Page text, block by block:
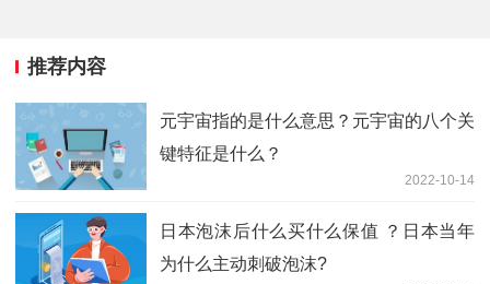
推荐内容
元宇宙指的是什么意思？元宇宙的八个关
键特征是什么？
2022-10-14
日本泡沫后什么买什么保值 ？日本当年
为什么主动刺破泡沫?